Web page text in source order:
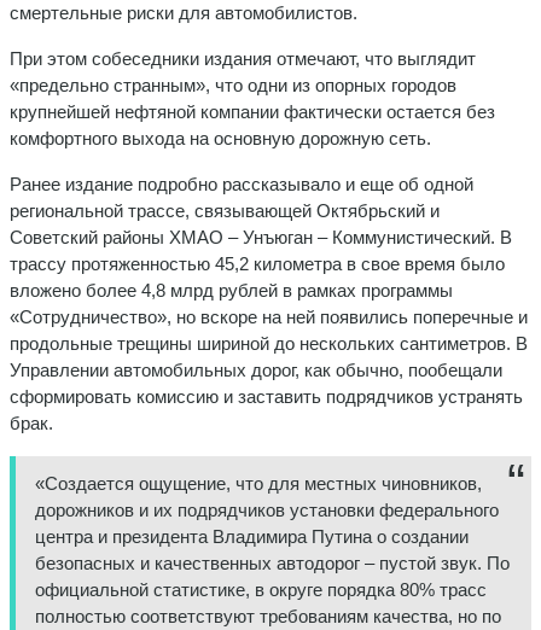
смертельные риски для автомобилистов.
При этом собеседники издания отмечают, что выглядит
«предельно странным», что одни из опорных городов
крупнейшей нефтяной компании фактически остается без
комфортного выхода на основную дорожную сеть.
Ранее издание подробно рассказывало и еще об одной
региональной трассе, связывающей Октябрьский и
Советский районы ХМАО – Унъюган – Коммунистический. В
трассу протяженностью 45,2 километра в свое время было
вложено более 4,8 млрд рублей в рамках программы
«Сотрудничество», но вскоре на ней появились поперечные и
продольные трещины шириной до нескольких сантиметров. В
Управлении автомобильных дорог, как обычно, пообещали
сформировать комиссию и заставить подрядчиков устранять
брак.
«Создается ощущение, что для местных чиновников,
дорожников и их подрядчиков установки федерального
центра и президента Владимира Путина о создании
безопасных и качественных автодорог – пустой звук. По
официальной статистике, в округе порядка 80% трасс
полностью соответствуют требованиям качества, но по